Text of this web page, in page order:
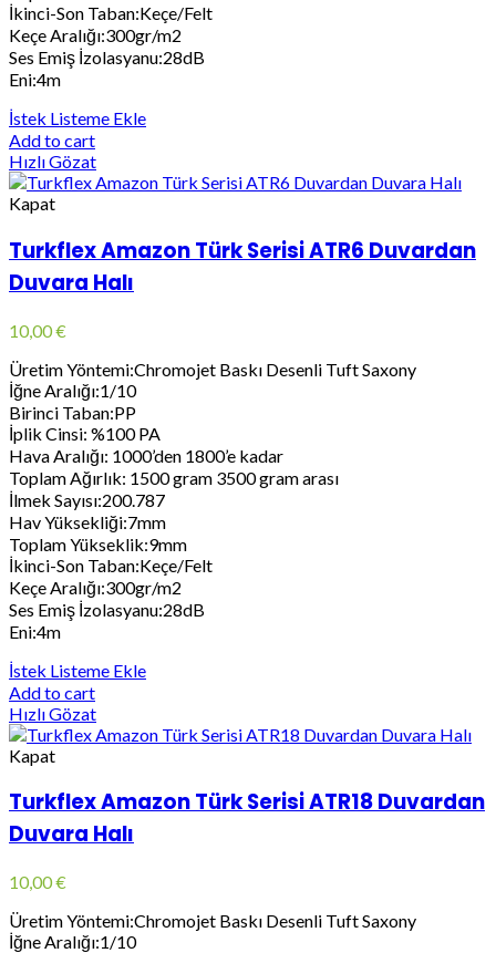
İkinci-Son Taban:Keçe/Felt
Keçe Aralığı:300gr/m2
Ses Emiş İzolasyanu:28dB
Eni:4m
İstek Listeme Ekle
Add to cart
Hızlı Gözat
Kapat
Turkflex Amazon Türk Serisi ATR6 Duvardan
Duvara Halı
10,00€
Üretim Yöntemi:Chromojet Baskı Desenli Tuft Saxony
İğne Aralığı:1/10
Birinci Taban:PP
İplik Cinsi: %100 PA
Hava Aralığı: 1000’den 1800’e kadar
Toplam Ağırlık: 1500 gram 3500 gram arası
İlmek Sayısı:200.787
Hav Yüksekliği:7mm
Toplam Yükseklik:9mm
İkinci-Son Taban:Keçe/Felt
Keçe Aralığı:300gr/m2
Ses Emiş İzolasyanu:28dB
Eni:4m
İstek Listeme Ekle
Add to cart
Hızlı Gözat
Kapat
Turkflex Amazon Türk Serisi ATR18 Duvardan
Duvara Halı
10,00€
Üretim Yöntemi:Chromojet Baskı Desenli Tuft Saxony
İğne Aralığı:1/10